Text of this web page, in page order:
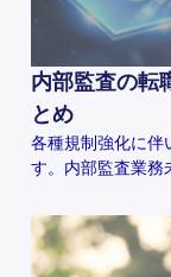
内部監査の転
とめ
各種規制強化に伴
す。内部監査業